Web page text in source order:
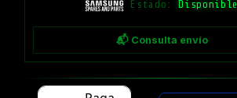
Estado: Disponible
📬 Consulta envío